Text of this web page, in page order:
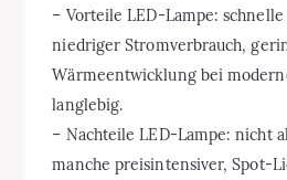
– Vorteile LED-Lampe:
niedriger Stromverbrauch,
Wärmeentwicklung bei
langlebig.
– Nachteile LED-Lampe: nicht
manche preisintensiver, Spot-